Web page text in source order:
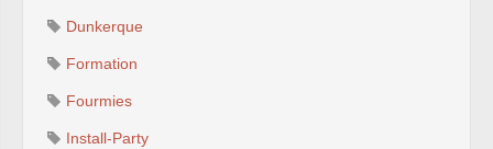
Dunkerque
Formation
Fourmies
Install-Party